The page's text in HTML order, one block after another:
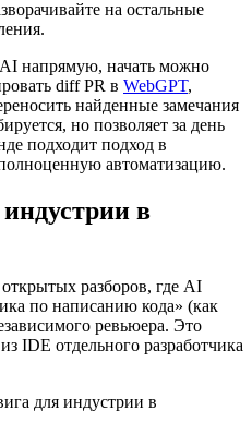
на остальные
напрямую, начать можно
diff PR в WebGPT,
найденные замечания
но позволяет за день
подходит подход в
автоматизацию.
в
разборов, где AI
по написанию кода» (как
ревьюера. Это
IDE отдельного разработчика
для индустрии в